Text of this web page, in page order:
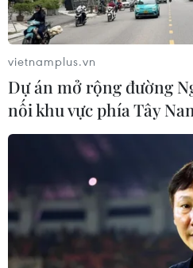
vietnamplus.vn
Dự án mở rộng đường
nối khu vực phía Tây